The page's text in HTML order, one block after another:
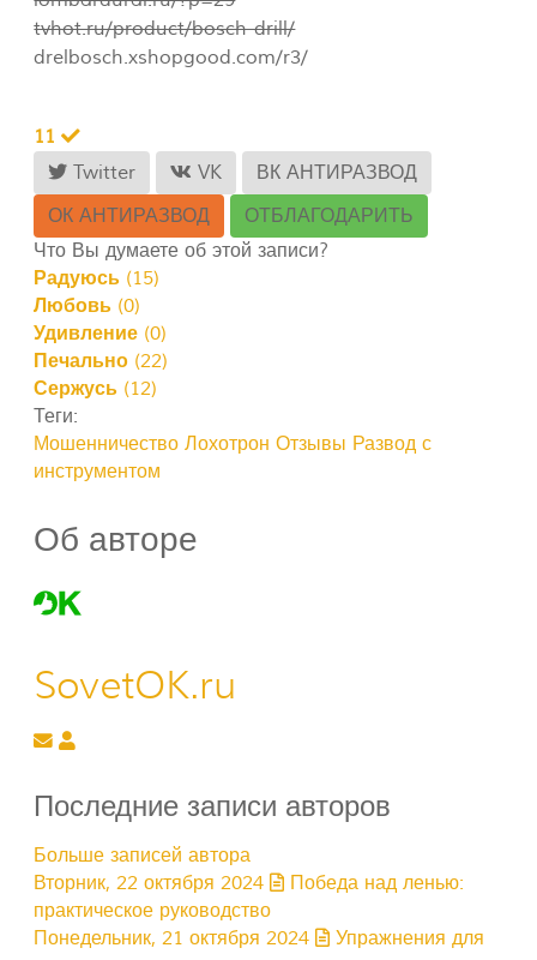
tvhot.ru/product/bosch-drill/
drelbosch.xshopgood.com/r3/
11
Twitter
VK
ВК АНТИРАЗВОД
ОК АНТИРАЗВОД
ОТБЛАГОДАРИТЬ
Что Вы думаете об этой записи?
Радуюсь (15)
Любовь (0)
Удивление (0)
Печально (22)
Сержусь (12)
Теги:
Мошенничество Лохотрон Отзывы Развод с
инструментом
Об авторе
SovetOK.ru
Подписаться на обновление автора
SovetOK.ru
Последние записи авторов
Больше записей автора
Вторник, 22 октября 2024
Победа над ленью:
практическое руководство
Понедельник, 21 октября 2024
Упражнения для